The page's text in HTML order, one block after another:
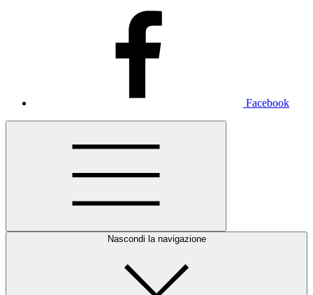
Facebook
Nascondi la navigazione